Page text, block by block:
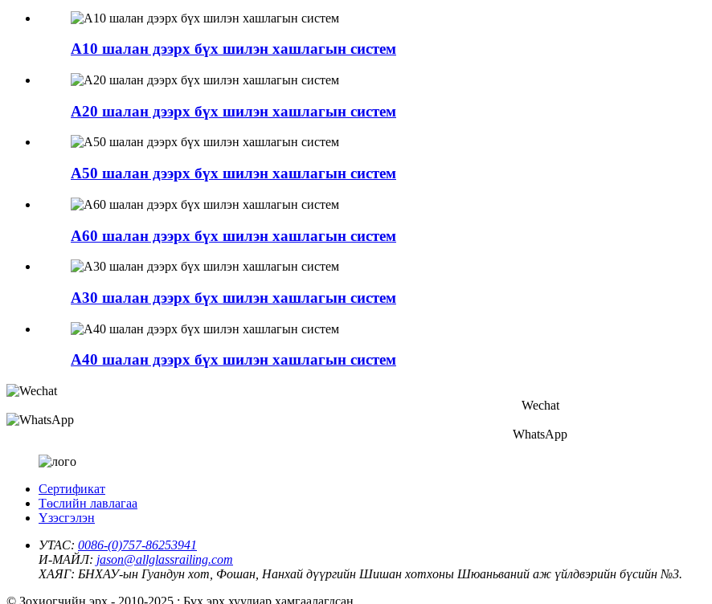
A10 шалан дээрх бүх шилэн хашлагын систем
A20 шалан дээрх бүх шилэн хашлагын систем
A50 шалан дээрх бүх шилэн хашлагын систем
A60 шалан дээрх бүх шилэн хашлагын систем
A30 шалан дээрх бүх шилэн хашлагын систем
A40 шалан дээрх бүх шилэн хашлагын систем
Wechat
WhatsApp
Сертификат
Төслийн лавлагаа
Үзэсгэлэн
УТАС: 0086-(0)757-86253941
И-МАЙЛ: jason@allglassrailing.com
ХАЯГ: БНХАУ-ын Гуандун хот, Фошан, Нанхай дүүргийн Шишан хотхоны Шюаньваний аж үйлдвэрийн бүсийн №3.